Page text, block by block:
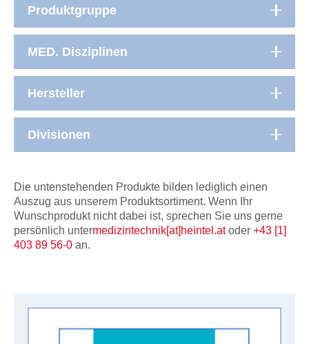
Produktgruppe
MED. Disziplinen
Hersteller
Divisionen
Die untenstehenden Produkte bilden lediglich einen
Auszug aus unserem Produktsortiment. Wenn Ihr
Wunschprodukt nicht dabei ist, sprechen Sie uns gerne
persönlich untermedizintechnik[at]heintel.atoder +43 [1]
403 89 56-0 an.